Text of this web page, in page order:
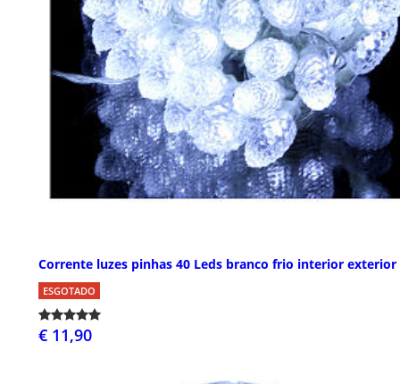
Corrente luzes pinhas 40 Leds branco frio interior exterior
ESGOTADO
€ 11,90